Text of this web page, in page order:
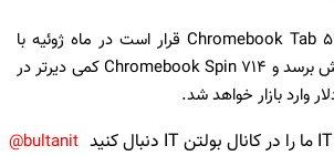
در آمریکای شمالی، Chromebook Tab 510 قرار است در ماه ژوئیه با
قیمت ۴۰۰ دلار به فروش برسد و Chromebook Spin 714 کمی دیرتر در
bultanit@